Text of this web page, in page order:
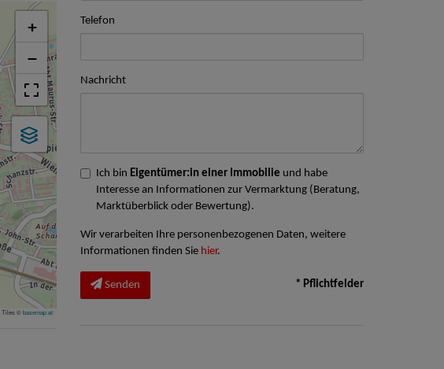
+
−
Tiles ©basemap.at
Telefon
Nachricht
Ich bin Eigentümer:in einer Immobilie und habe
Interesse an Informationen zur Vermarktung (Beratung,
Marktüberblick oder Bewertung).
Wir verarbeiten Ihre personenbezogenen Daten, weitere
Informationen finden Sie hier.
Senden * Pflichtfelder